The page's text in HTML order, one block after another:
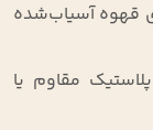
قهوه آسیاب‌شده
مقاوم یا